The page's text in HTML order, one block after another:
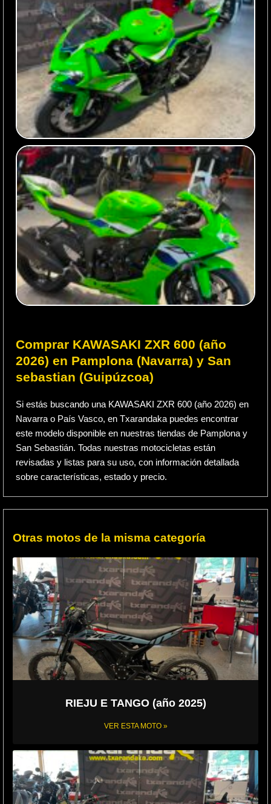
Comprar KAWASAKI ZXR 600 (año
2026) en Pamplona (Navarra) y San
sebastian (Guipúzcoa)
Si estás buscando una KAWASAKI ZXR 600 (año 2026) en
Navarra o País Vasco, en Txarandaka puedes encontrar
este modelo disponible en nuestras tiendas de Pamplona y
San Sebastián. Todas nuestras motocicletas están
revisadas y listas para su uso, con información detallada
sobre características, estado y precio.
Otras motos de la misma categoría
RIEJU E TANGO (año 2025)
VER ESTA MOTO »